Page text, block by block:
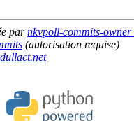
parnkvpoll-commits-
(autorisation requise)